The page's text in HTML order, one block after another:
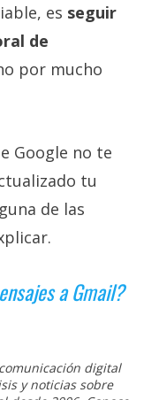
es seguir
de
por mucho
Google no te
tu
de las
a Gmail?
digital
y noticias sobre